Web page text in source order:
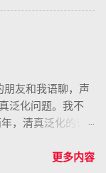
友和我语聊，声
泛化问题。我不
，清真泛化的说
为清真泛化了，
更多内容